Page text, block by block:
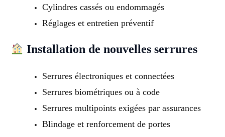
Cylindres cassés ou endommagés
Réglages et entretien préventif
Installation de nouvelles serrures
Serrures électroniques et connectées
Serrures biométriques ou à code
Serrures multipoints exigées par assurances
Blindage et renforcement de portes